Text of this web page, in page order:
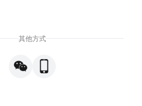
其他方式